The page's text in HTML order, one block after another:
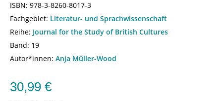
ISBN: 978-3-8260-8017-3
Fachgebiet: Literatur- und Sprachwissenschaft
Reihe: Journal for the Study of British Cultures
Band: 19
Autor*innen: Anja Müller-Wood
30,99 €